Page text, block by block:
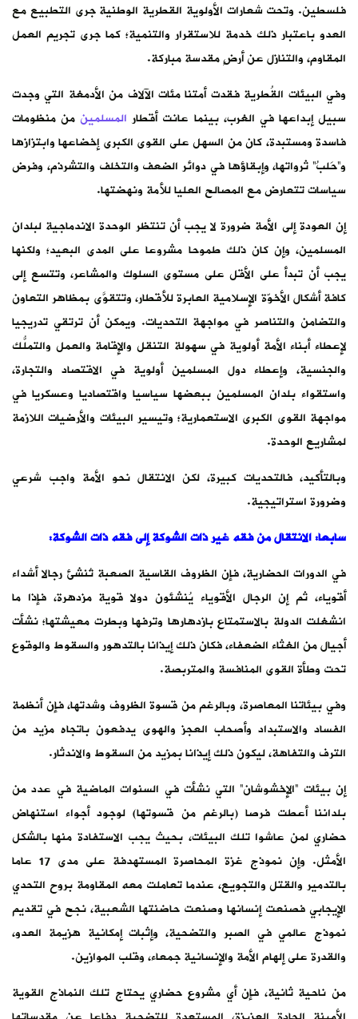
فلسطين. وتحت شعارات الأولوية القطرية الوطنية جرى التطبيع مع
العدو باعتبار ذلك خدمة للاستقرار والتنمية؛ كما جرى تجريم العمل
المقاوم، والتنازل عن أرضٍ مقدسة مباركة.
وفي البيئات القُطرية فقدت أمتنا مئات الآلاف من الأدمغة التي وجدت
سبيل إبداعها في الغرب، بينما عانت أقطار المسلمينمن منظومات
فاسدة ومستبدة، كان من السهل على القوى الكبرى إخضاعها وابتزازها
و”حَلبُ” ثرواتها، وإبقاؤها في دوائر الضعف والتخلف والتشرذم، وفرض
سياسات تتعارض مع المصالح العليا للأمة ونهضتها.
إن العودة إلى الأمة ضرورة لا يجب أن تنتظر الوحدة الاندماجية لبلدان
المسلمين، وإن كان ذلك طموحا مشروعا على المدى البعيد؛ ولكنها
يجب أن تبدأ على الأقل على مستوى السلوك والمشاعر، وتتسع إلى
كافة أشكال الأخوّة الإسلامية العابرة للأقطار، وتتقوَّى بمظاهر التعاون
والتضامن والتناصر في مواجهة التحديات. ويمكن أن ترتقي تدريجيا
لإعطاء أبناء الأمة أولوية في سهولة التنقل والإقامة والعمل والتملُّك
والجنسية، وإعطاء دول المسلمين أولوية في الاقتصاد والتجارة،
واستقواء بلدان المسلمين ببعضها سياسيا واقتصاديا وعسكريا في
مواجهة القوى الكبرى الاستعمارية؛ وتيسير البيئات والأرضيات اللازمة
لمشاريع الوحدة.
وبالتأكيد، فالتحديات كبيرة، لكن الانتقال نحو الأمة واجب شرعي
وضرورة استراتيجية.
سابعا: الانتقال من فقه غير ذات الشوكة إلى فقه ذات الشوكة:
في الدورات الحضارية، فإن الظروف القاسية الصعبة تُنشئ رجالا أشداء
أقوياء، ثم إن الرجال الأقوياء يُنشئون دولا قوية مزدهرة، فإذا ما
انشغلت الدولة بالاستمتاع بازدهارها وترفها وبطرت معيشتها؛ نشأت
أجيال من الغثاء الضعفاء، فكان ذلك إيذانا بالتدهور والسقوط والوقوع
تحت وطأة القوى المنافسة والمتربصة.
وفي بيئاتنا المعاصرة، وبالرغم من قسوة الظروف وشدتها، فإن أنظمة
الفساد والاستبداد وأصحاب العجز والهوى يدفعون باتجاه مزيد من
الترف والتفاهة، ليكون ذلك إيذانا بمزيد من السقوط والاندثار.
إن بيئات “الإخشوشان” التي نشأت في السنوات الماضية في عدد من
بلداننا أعطت فرصا (بالرغم من قسوتها) لوجود أجواء استنهاض
حضاري لمن عاشوا تلك البيئات، بحيث يجب الاستفادة منها بالشكل
الأمثل. وإن نموذج غزة المحاصرة المستهدفة على مدى 17 عاما
بالتدمير والقتل والتجويع، عندما تعاملت معه المقاومة بروح التحدي
الإيجابي فصنعت إنسانها وصنعت حاضنتها الشعبية، نجح في تقديم
نموذج عالمي في الصبر والتضحية، وإثبات إمكانية هزيمة العدو،
والقدرة على إلهام الأمة والإنسانية جمعاء، وقلب الموازين.
من ناحية ثانية، فإن أي مشروع حضاري يحتاج تلك النماذج القوية